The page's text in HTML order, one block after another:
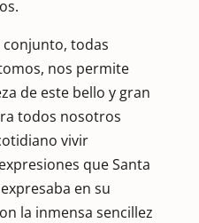
conjunto, todas
nos permite
de este bello y gran
todos nosotros
vivir
que Santa
en su
la inmensa sencillez